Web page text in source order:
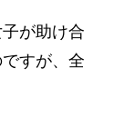
が助け合
すが、全